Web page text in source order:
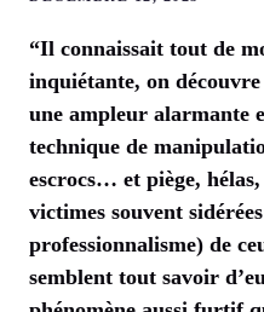
“Il connaissait tout de
inquiétante, on
une ampleur alarmante
technique de
escrocs… et piège,
victimes souvent
professionnalisme) de
semblent tout savoir